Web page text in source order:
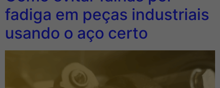
fadiga em peças industriais
usando o aço certo